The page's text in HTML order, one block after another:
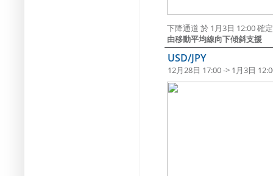
下降通道 於 1月3日 12:00 確
由移動平均線向下傾斜支援
USD/JPY
12月28日 17:00 -> 1月3日